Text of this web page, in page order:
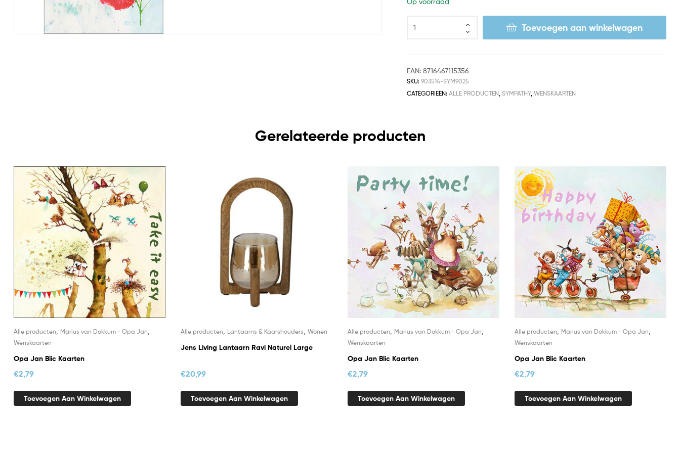
Toevoegen aan winkelwagen
EAN:8716467115356
SKU:903514-SYM9025
CATEGORIEËN:ALLE PRODUCTEN ,SYMPATHY,WENSKAARTEN
Gerelateerde producten
Alle producten Marius van Dokkum - Opa Jan
Wenskaarten
Opa Jan Blic Kaarten
€2,79
Toevoegen Aan Winkelwagen
Alle producten Lantaarns & Kaarshouders Wonen
Jens Living Lantaarn Ravi Naturel Large
€20,99
Toevoegen Aan Winkelwagen
Alle producten Marius van Dokkum - Opa Jan
Wenskaarten
Opa Jan Blic Kaarten
€2,79
Toevoegen Aan Winkelwagen
Alle producten Marius van Dokkum - Opa Jan
Wenskaarten
Opa Jan Blic Kaarten
€2,79
Toevoegen Aan Winkelwagen